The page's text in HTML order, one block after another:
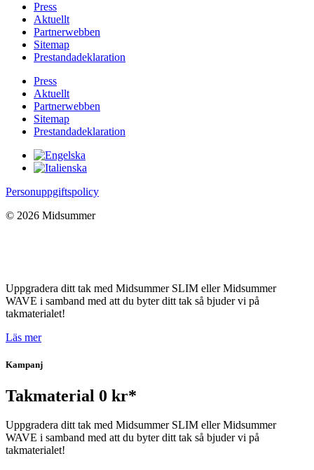
Press
Aktuellt
Partnerwebben
Sitemap
Prestandadeklaration
Press
Aktuellt
Partnerwebben
Sitemap
Prestandadeklaration
Personuppgiftspolicy
© 2026 Midsummer
Uppgradera ditt tak med Midsummer SLIM eller Midsummer
WAVE i samband med att du byter ditt tak så bjuder vi på
takmaterialet!
Läs mer
Kampanj
Takmaterial 0 kr*
Uppgradera ditt tak med Midsummer SLIM eller Midsummer
WAVE i samband med att du byter ditt tak så bjuder vi på
takmaterialet!